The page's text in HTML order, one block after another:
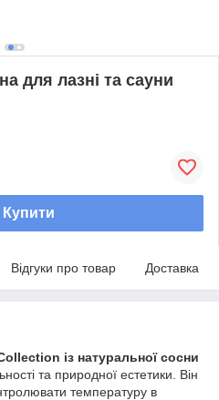
для лазні та сауни
Купити
Відгуки про товар Доставка
із натуральної сосни
та природної естетики. Він
температуру в